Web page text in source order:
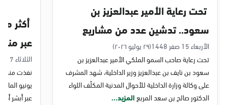
تحت رعاية الأمير عبدالعزيز بن
سعود.. تدشين عدد من مشاريع
التحول الرقمي والخدمات الإلكترونية
للأحوال المدنية
الأربعاء 15 صفر 1448
(٢٩ يوليو ٢٠٢٦)
تحت رعاية صاحب السمو الملكي الأمير عبدالعزيز بن
سعود بن نايف بن عبدالعزيز وزير الداخلية، شهد المشرف
على وكالة وزارة الداخلية للأحوال المدنية المكلّف اللواء
الدكتور صالح بن سعد المربعالمزيد...
عبر
الثلاثاء 7 صفر 1448
نفذت منصة
عبر أبشر